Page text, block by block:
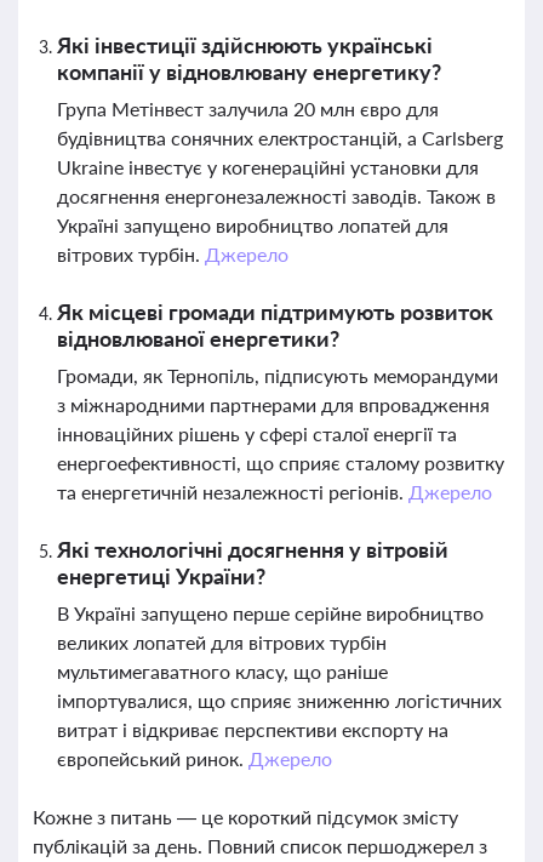
Які інвестиції здійснюють українські
компанії у відновлювану енергетику?
Група Метінвест залучила 20 млн євро для
будівництва сонячних електростанцій, а Carlsberg
Ukraine інвестує у когенераційні установки для
досягнення енергонезалежності заводів. Також в
Україні запущено виробництво лопатей для
вітрових турбін. Джерело
Як місцеві громади підтримують розвиток
відновлюваної енергетики?
Громади, як Тернопіль, підписують меморандуми
з міжнародними партнерами для впровадження
інноваційних рішень у сфері сталої енергії та
енергоефективності, що сприяє сталому розвитку
та енергетичній незалежності регіонів. Джерело
Які технологічні досягнення у вітровій
енергетиці України?
В Україні запущено перше серійне виробництво
великих лопатей для вітрових турбін
мультимегаватного класу, що раніше
імпортувалися, що сприяє зниженню логістичних
витрат і відкриває перспективи експорту на
європейський ринок. Джерело
Кожне з питань — це короткий підсумок змісту
публікацій за день. Повний список першоджерел з